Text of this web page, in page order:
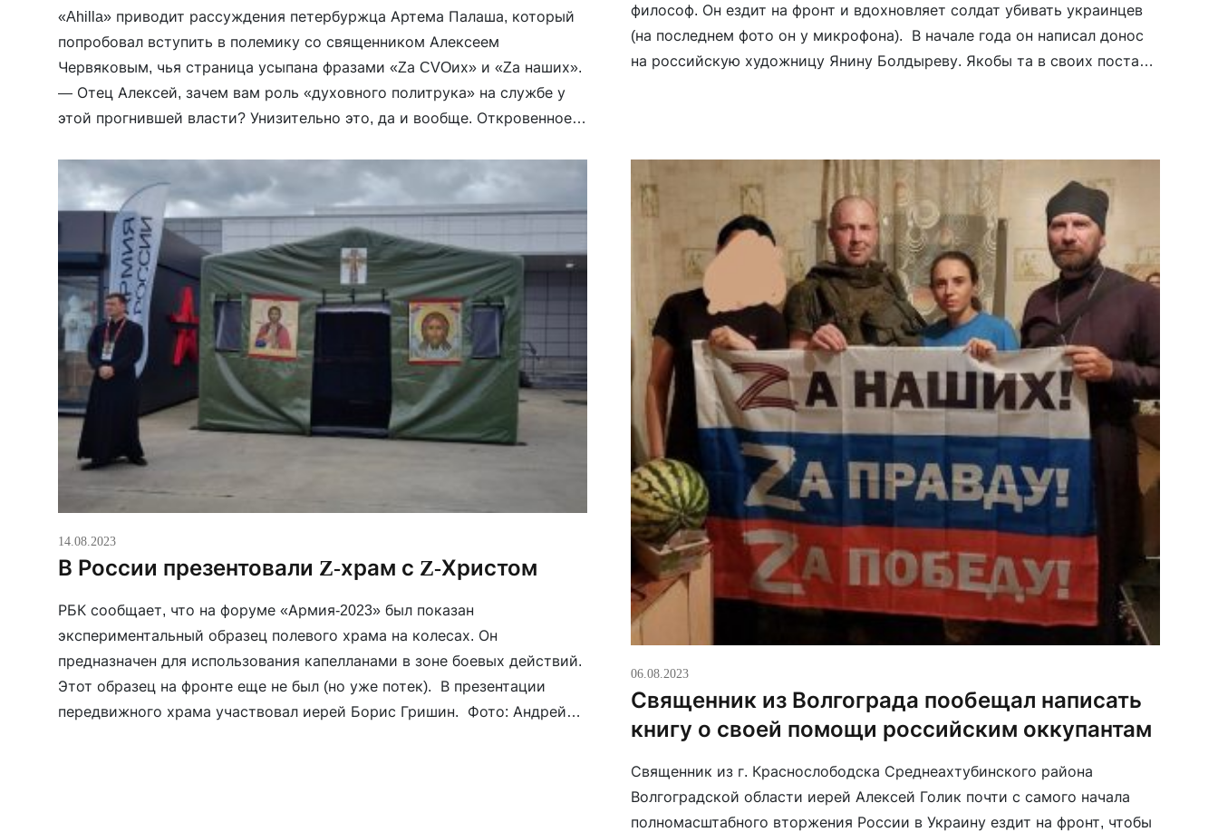
«Ahilla» приводит рассуждения петербуржца Артема Палаша, который
попробовал вступить в полемику со священником Алексеем
Червяковым, чья страница усыпана фразами «Zа CVOих» и «Zа наших».
— Отец Алексей, зачем вам роль «духовного политрука» на службе у
этой прогнившей власти? Унизительно это, да и вообще. Откровенное
их […]
философ. Он ездит на фронт и вдохновляет солдат убивать украинцев
(на последнем фото он у микрофона). В начале года он написал донос
на российскую художницу Янину Болдыреву. Якобы та в своих постах в
14.08.2023
В России презентовали Z-храм с Z-Христом
РБК сообщает, что на форуме «Армия-2023» был показан
экспериментальный образец полевого храма на колесах. Он
предназначен для использования капелланами в зоне боевых действий.
Этот образец на фронте еще не был (но уже потек). В презентации
передвижного храма участвовал иерей Борис Гришин. Фото: Андрей
06.08.2023
Священник из Волгограда пообещал написать
книгу о своей помощи российским оккупантам
Священник из г. Краснослободска Среднеахтубинского района
Волгоградской области иерей Алексей Голик почти с самого начала
полномасштабного вторжения России в Украину ездит на фронт, чтобы